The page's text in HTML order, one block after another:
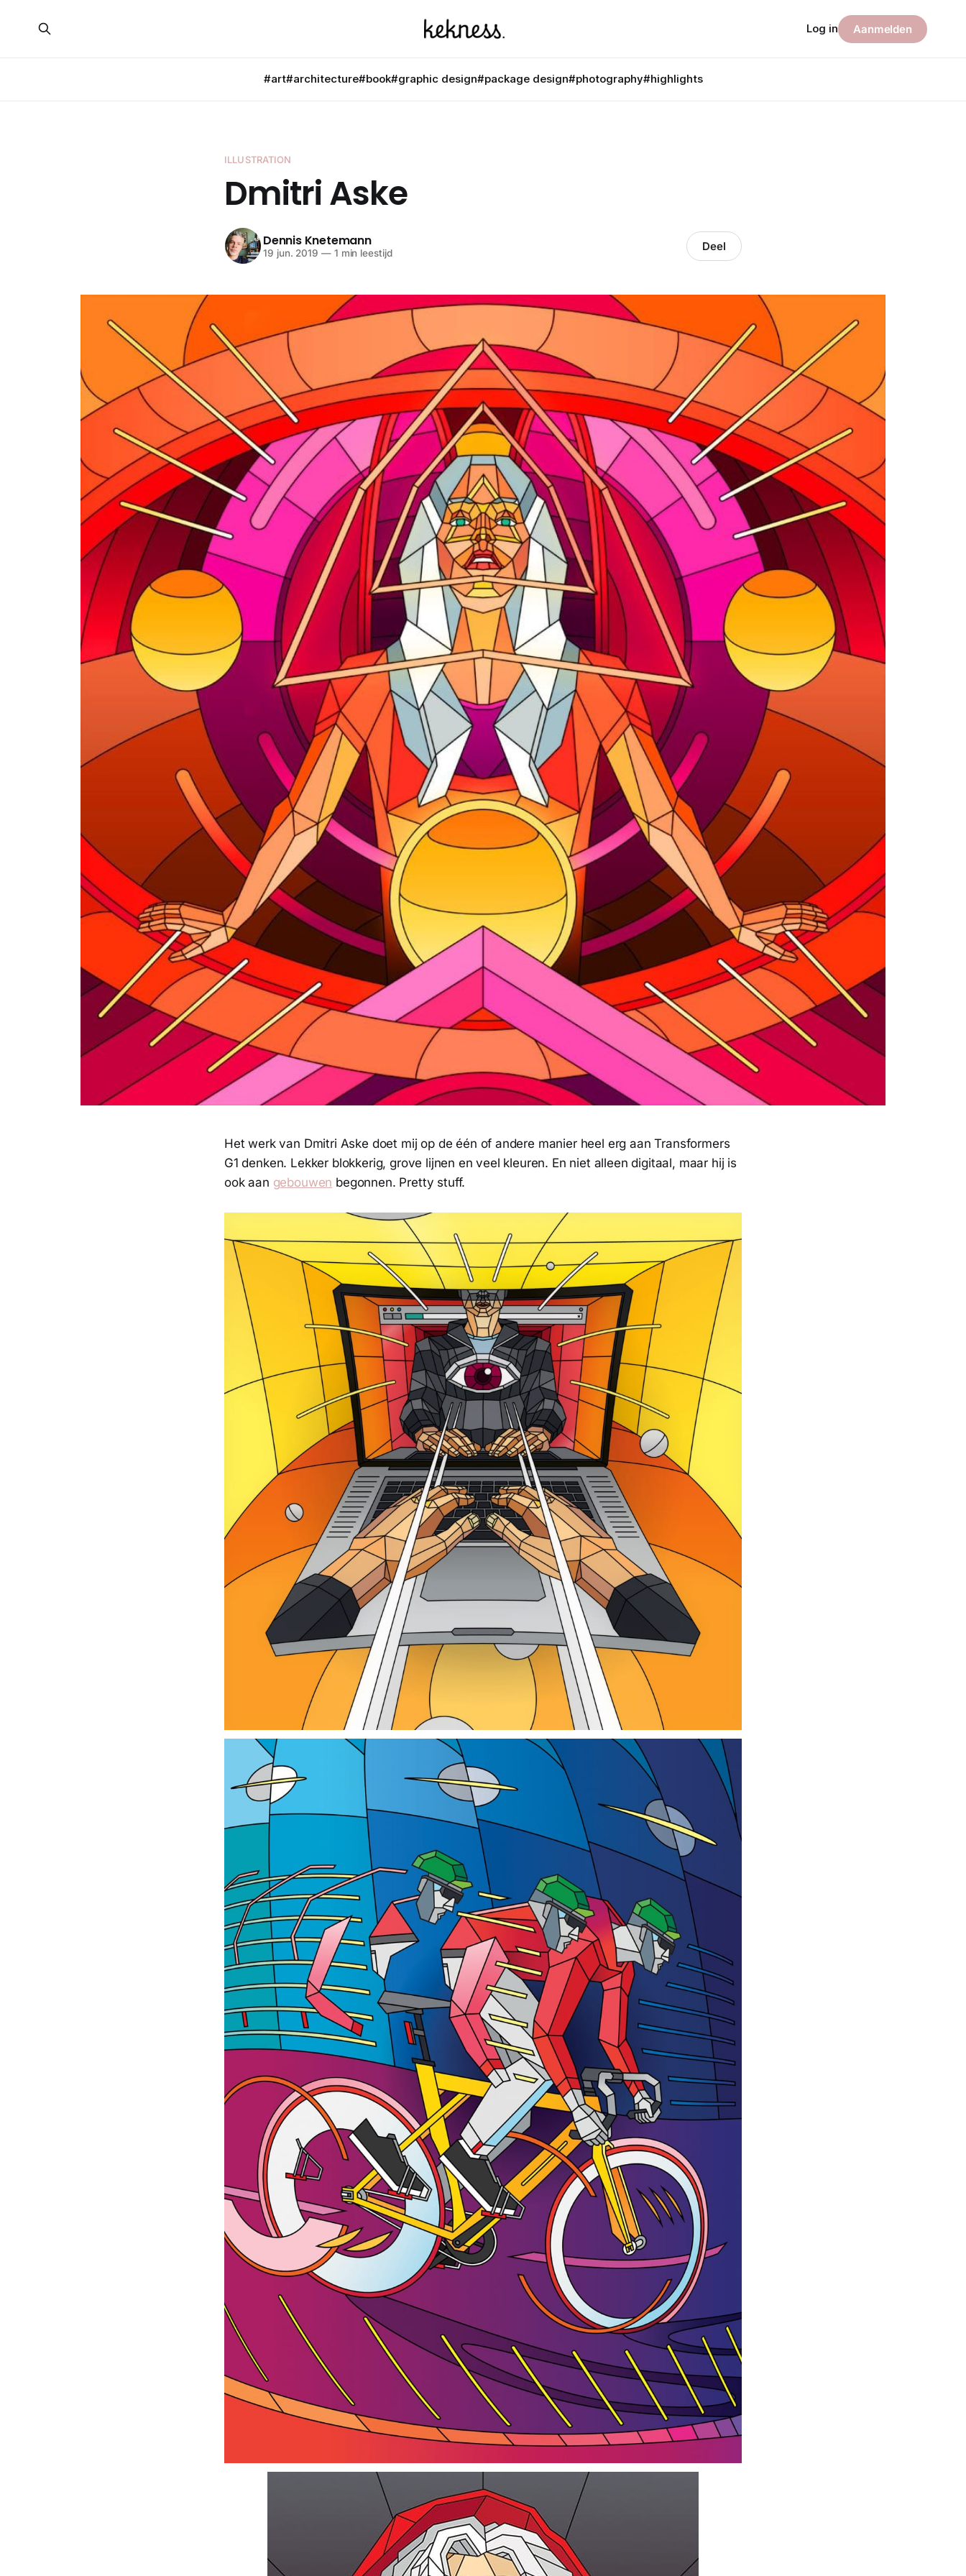
#art#architecture#book#graphic design#package design#photography#highlights
Log in Aanmelden
ILLUSTRATION
Dmitri Aske
Dennis Knetemann
19 jun. 2019 —1 min leestijd Deel
Het werk van Dmitri Aske doet mij op de één of andere manier heel erg aan Transformers
G1 denken. Lekker blokkerig, grove lijnen en veel kleuren. En niet alleen digitaal, maar hij is
ook aan gebouwen begonnen. Pretty stuff.